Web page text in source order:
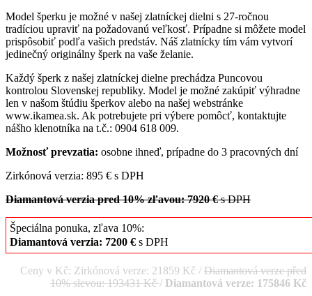
Model šperku je možné v našej zlatníckej dielni s 27-ročnou
tradíciou upraviť na požadovanú veľkosť. Prípadne si môžete model
prispôsobiť podľa vašich predstáv. Náš zlatnícky tím vám vytvorí
jedinečný originálny šperk na vaše želanie.
Každý šperk z našej zlatníckej dielne prechádza Puncovou
kontrolou Slovenskej republiky. Model je možné zakúpiť výhradne
len v našom štúdiu šperkov alebo na našej webstránke
www.ikamea.sk. Ak potrebujete pri výbere pomôcť, kontaktujte
nášho klenotníka na t.č.: 0904 618 009.
Možnosť prevzatia: osobne ihneď, prípadne do 3 pracovných dní
Zirkónová verzia: 895 € s DPH
Diamantová verzia pred 10% zľavou: 7920 €s DPH
Špeciálna ponuka, zľava 10%:
Diamantová verzia: 7200 € s DPH
Ceny v Kč: Zirkónová verze: 21859 Kč / Diamantová verze před
10% slevou: 193431 Kč/ Diamantová verze: 175846 Kč